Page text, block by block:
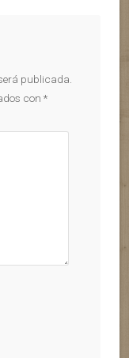
publicada.
con *